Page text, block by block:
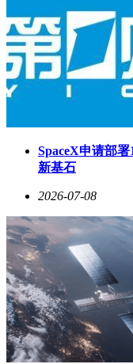
SpaceX申请部
新基石
2026-07-08